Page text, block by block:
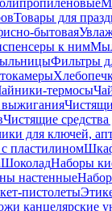
Товары для
бытовая
к ним
Фильтры
термосы
Чистящие
для ключей,
пластилином
ШоколадНаборы
настенные
пистолеты
канцелярские